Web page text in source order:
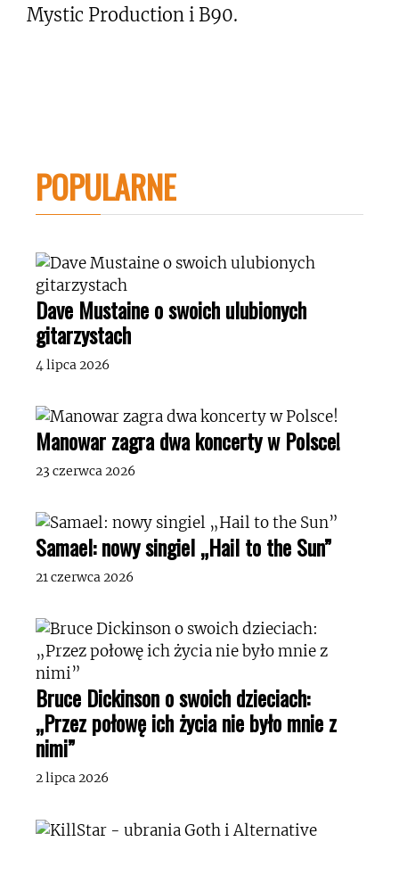
Mystic Production i B90.
POPULARNE
Dave Mustaine o swoich ulubionych
gitarzystach
4 lipca 2026
Manowar zagra dwa koncerty w Polsce!
23 czerwca 2026
Samael: nowy singiel „Hail to the Sun”
21 czerwca 2026
Bruce Dickinson o swoich dzieciach:
„Przez połowę ich życia nie było mnie z
nimi”
2 lipca 2026